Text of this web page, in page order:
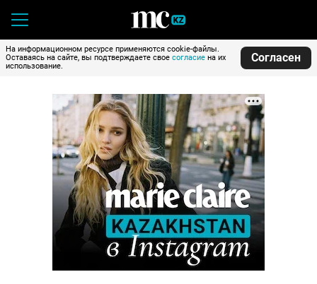
На информационном ресурсе применяются cookie-файлы.
Оставаясь на сайте, вы подтверждаете свое согласие на их
использование.
Согласен